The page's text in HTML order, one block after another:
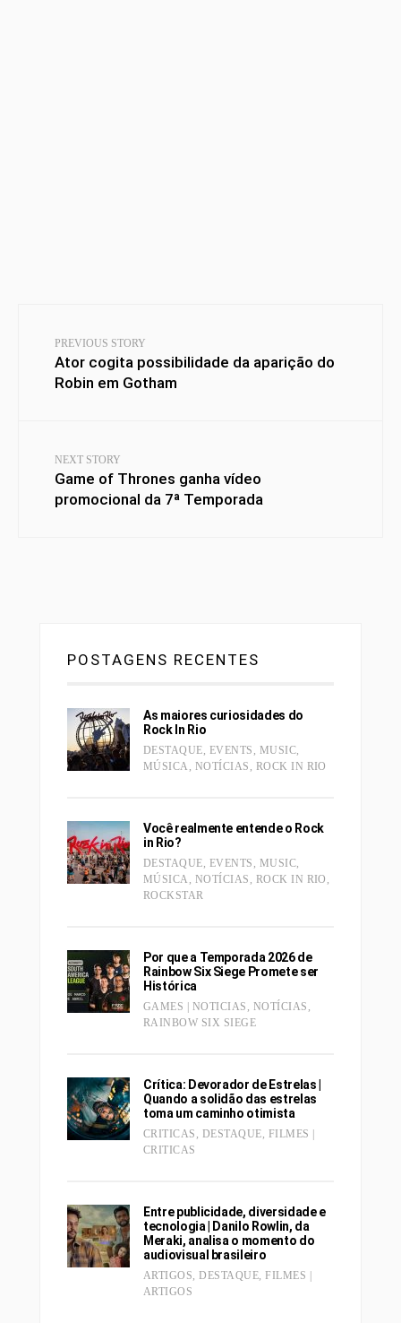
PREVIOUS STORY
Ator cogita possibilidade da aparição do
Robin em Gotham
NEXT STORY
Game of Thrones ganha vídeo
promocional da 7ª Temporada
POSTAGENS RECENTES
As maiores curiosidades do
Rock In Rio
DESTAQUE, EVENTS , MUSIC,
MÚSICA , NOTÍCIAS , ROCK IN RIO
Você realmente entende o Rock
in Rio?
DESTAQUE, EVENTS , MUSIC,
MÚSICA , NOTÍCIAS , ROCK IN RIO ,
ROCKSTAR
Por que a Temporada 2026 de
Rainbow Six Siege Promete ser
Histórica
GAMES | NOTICIAS , NOTÍCIAS ,
RAINBOW SIX SIEGE
Crítica: Devorador de Estrelas |
Quando a solidão das estrelas
toma um caminho otimista
CRITICAS , DESTAQUE, FILMES |
CRITICAS
Entre publicidade, diversidade e
tecnologia | Danilo Rowlin, da
Meraki, analisa o momento do
audiovisual brasileiro
ARTIGOS,DESTAQUE,FILMES |
ARTIGOS